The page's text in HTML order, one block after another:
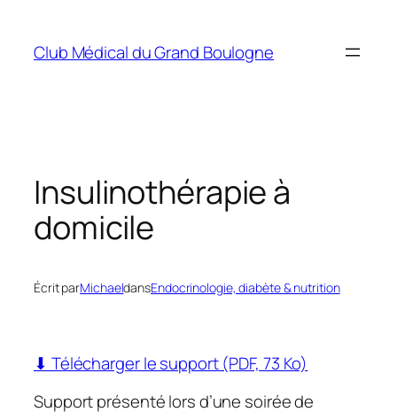
contenu
Club Médical du Grand Boulogne
Insulinothérapie à
domicile
Écrit parMichaeldansEndocrinologie, diabète & nutrition
⬇ Télécharger le support (PDF, 73 Ko)
Support présenté lors d’une soirée de